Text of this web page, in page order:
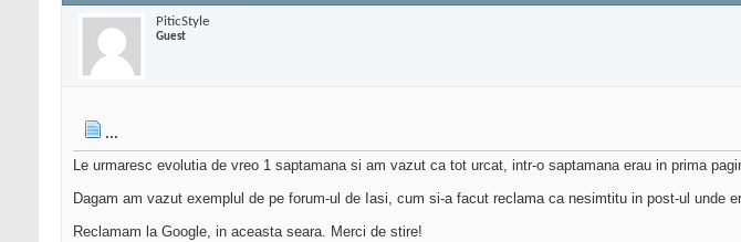
PiticStyle
Guest
...
Le urmaresc evolutia de vreo 1 saptamana si am vazut ca tot urcat, intr-o saptamana erau in prima
Dagam am vazut exemplul de pe forum-ul de Iasi, cum si-a facut reclama ca nesimtitu in post-ul
Reclamam la Google, in aceasta seara. Merci de stire!